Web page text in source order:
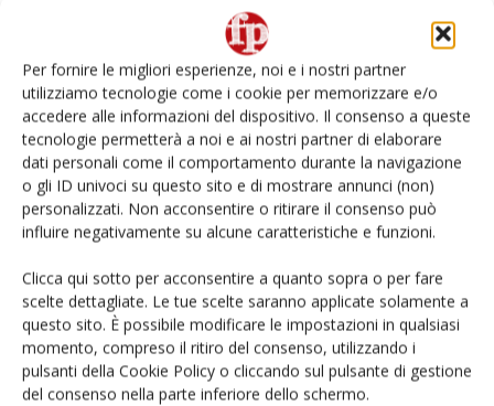
Per fornire le migliori esperienze, noi e i nostri partner
utilizziamo tecnologie come i cookie per memorizzare e/o
accedere alle informazioni del dispositivo. Il consenso a queste
tecnologie permetterà a noi e ai nostri partner di elaborare
dati personali come il comportamento durante la navigazione
o gli ID univoci su questo sito e di mostrare annunci (non)
personalizzati. Non acconsentire o ritirare il consenso può
influire negativamente su alcune caratteristiche e funzioni.
Clicca qui sotto per acconsentire a quanto sopra o per fare
scelte dettagliate. Le tue scelte saranno applicate solamente a
questo sito. È possibile modificare le impostazioni in qualsiasi
momento, compreso il ritiro del consenso, utilizzando i
pulsanti della Cookie Policy o cliccando sul pulsante di gestione
del consenso nella parte inferiore dello schermo.
Non è una susina: è Metis… e può rivoluzionare la
L’ortofrutta di Extra Supermercati tra localismo e
Ai #Repartofresh
Andamento prezzi ortofrutta in Italia al 27 luglio
2026
Leonardo Odorizzi: “Dobbiamo creare stupore nel
punto di vendita” #vocidellortofrutta